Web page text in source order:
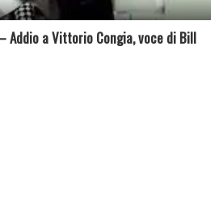
– Addio a Vittorio Congia, voce di Bill